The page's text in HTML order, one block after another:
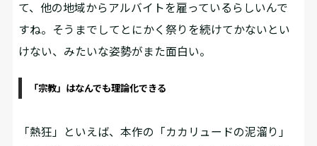
て、他の地域からアルバイトを雇っているらしいんで
すね。そうまでしてとにかく祭りを続けてかないとい
けない、みたいな姿勢がまた面白い。
「宗教」はなんでも理論化できる
――「熱狂」といえば、本作の「カカリュードの泥溜り」